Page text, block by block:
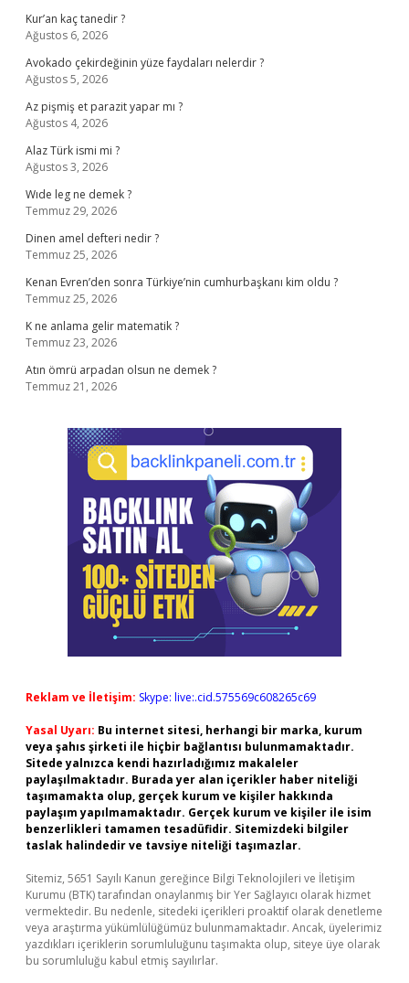
Kur’an kaç tanedir ?
Ağustos 6, 2026
Avokado çekirdeğinin yüze faydaları nelerdir ?
Ağustos 5, 2026
Az pişmiş et parazit yapar mı ?
Ağustos 4, 2026
Alaz Türk ismi mi ?
Ağustos 3, 2026
Wıde leg ne demek ?
Temmuz 29, 2026
Dinen amel defteri nedir ?
Temmuz 25, 2026
Kenan Evren’den sonra Türkiye’nin cumhurbaşkanı kim oldu ?
Temmuz 25, 2026
K ne anlama gelir matematik ?
Temmuz 23, 2026
Atın ömrü arpadan olsun ne demek ?
Temmuz 21, 2026
Reklam ve İletişim: Skype: live:.cid.575569c608265c69
Yasal Uyarı: Bu internet sitesi, herhangi bir marka, kurum
veya şahıs şirketi ile hiçbir bağlantısı bulunmamaktadır.
Sitede yalnızca kendi hazırladığımız makaleler
paylaşılmaktadır. Burada yer alan içerikler haber niteliği
taşımamakta olup, gerçek kurum ve kişiler hakkında
paylaşım yapılmamaktadır. Gerçek kurum ve kişiler ile isim
benzerlikleri tamamen tesadüfidir. Sitemizdeki bilgiler
taslak halindedir ve tavsiye niteliği taşımazlar.
Sitemiz, 5651 Sayılı Kanun gereğince Bilgi Teknolojileri ve İletişim
Kurumu (BTK) tarafından onaylanmış bir Yer Sağlayıcı olarak hizmet
vermektedir. Bu nedenle, sitedeki içerikleri proaktif olarak denetleme
veya araştırma yükümlülüğümüz bulunmamaktadır. Ancak, üyelerimiz
yazdıkları içeriklerin sorumluluğunu taşımakta olup, siteye üye olarak
bu sorumluluğu kabul etmiş sayılırlar.